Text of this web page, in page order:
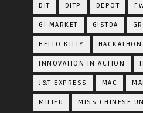
DIT DITP DEPOT
GI MARKET GISTDA
HELLO KITTY HACKATHON
INNOVATION IN ACTION
J&T EXPRESS MAC
MILIEU MISS CHINESE